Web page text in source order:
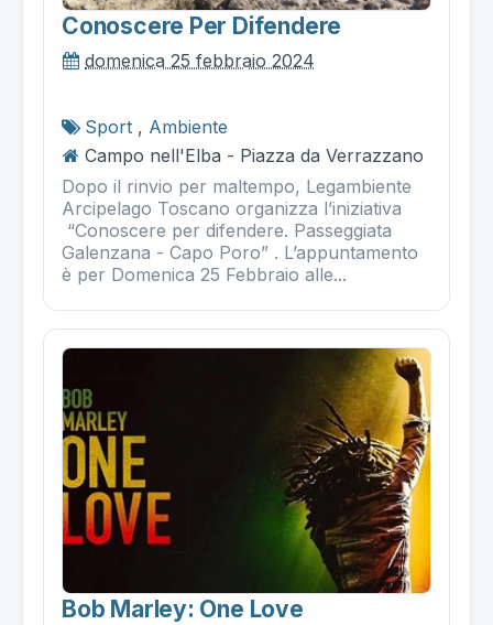
Conoscere Per Difendere
domenica 25 febbraio 2024
Sport , Ambiente
Campo nell'Elba - Piazza da Verrazzano
Dopo il rinvio per maltempo, Legambiente
Arcipelago Toscano organizza l’iniziativa
“Conoscere per difendere. Passeggiata
Galenzana - Capo Poro” . L’appuntamento
è per Domenica 25 Febbraio alle...
Bob Marley: One Love